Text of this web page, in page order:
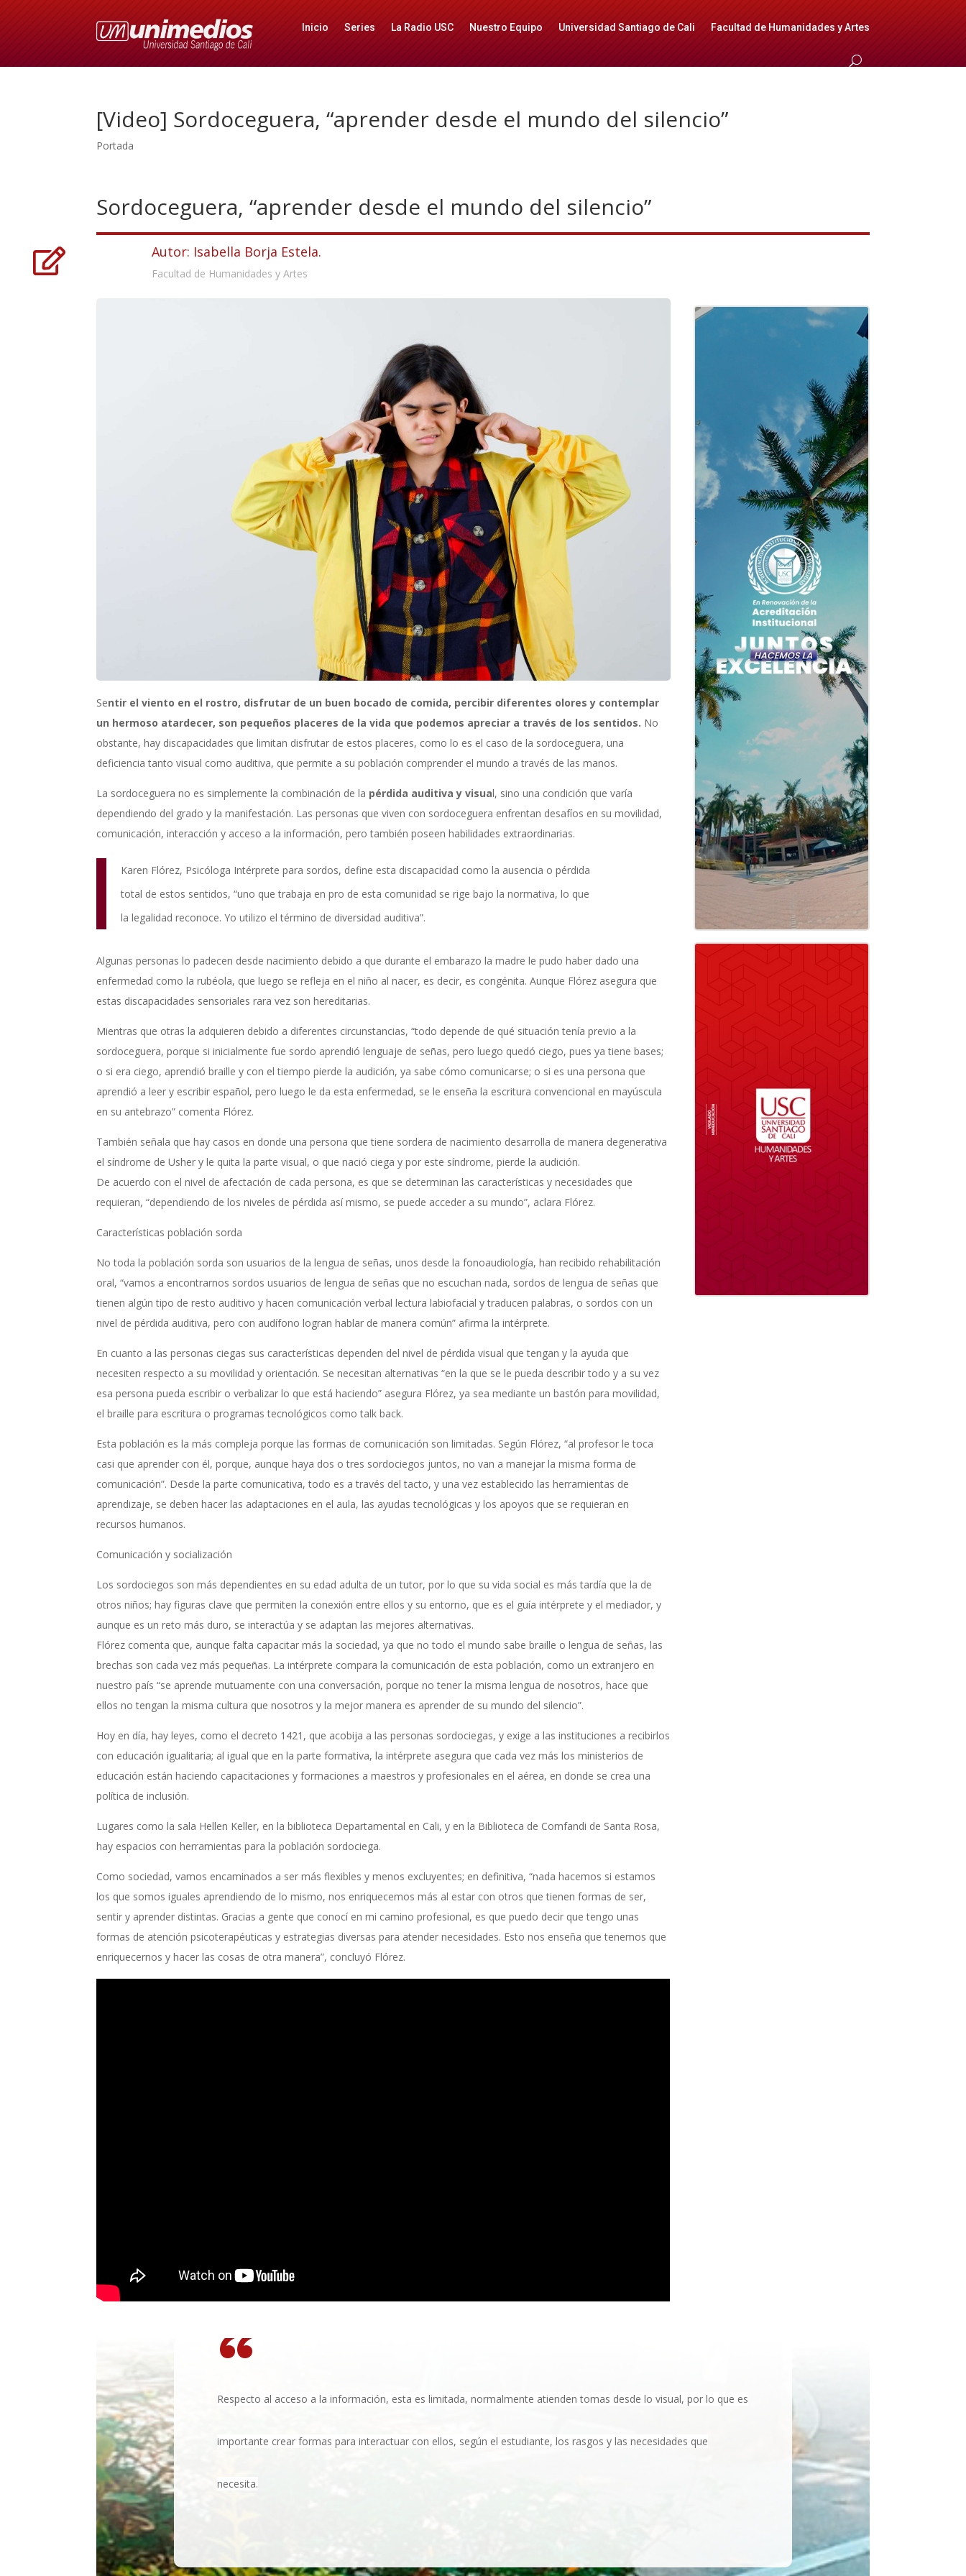
Inicio Series La Radio USC Nuestro Equipo Universidad Santiago de Cali Facultad de Humanidades y Artes
[Video] Sordoceguera, “aprender desde el mundo del silencio”
Portada
Sordoceguera, “aprender desde el mundo del silencio”
 Autor: Isabella Borja Estela.
Facultad de Humanidades y Artes
Sentir el viento en el rostro, disfrutar de un buen bocado de comida, percibir diferentes olores y contemplar
un hermoso atardecer, son pequeños placeres de la vida que podemos apreciar a través de los sentidos. No
obstante, hay discapacidades que limitan disfrutar de estos placeres, como lo es el caso de la sordoceguera, una
deficiencia tanto visual como auditiva, que permite a su población comprender el mundo a través de las manos.
La sordoceguera no es simplemente la combinación de la pérdida auditiva y visual, sino una condición que varía
dependiendo del grado y la manifestación. Las personas que viven con sordoceguera enfrentan desafíos en su movilidad,
comunicación, interacción y acceso a la información, pero también poseen habilidades extraordinarias.
Karen Flórez, Psicóloga Intérprete para sordos, define esta discapacidad como la ausencia o pérdida
total de estos sentidos, “uno que trabaja en pro de esta comunidad se rige bajo la normativa, lo que
la legalidad reconoce. Yo utilizo el término de diversidad auditiva”.
Algunas personas lo padecen desde nacimiento debido a que durante el embarazo la madre le pudo haber dado una
enfermedad como la rubéola, que luego se refleja en el niño al nacer, es decir, es congénita. Aunque Flórez asegura que
estas discapacidades sensoriales rara vez son hereditarias.
Mientras que otras la adquieren debido a diferentes circunstancias, “todo depende de qué situación tenía previo a la
sordoceguera, porque si inicialmente fue sordo aprendió lenguaje de señas, pero luego quedó ciego, pues ya tiene bases;
o si era ciego, aprendió braille y con el tiempo pierde la audición, ya sabe cómo comunicarse; o si es una persona que
aprendió a leer y escribir español, pero luego le da esta enfermedad, se le enseña la escritura convencional en mayúscula
en su antebrazo” comenta Flórez.
También señala que hay casos en donde una persona que tiene sordera de nacimiento desarrolla de manera degenerativa
el síndrome de Usher y le quita la parte visual, o que nació ciega y por este síndrome, pierde la audición.
De acuerdo con el nivel de afectación de cada persona, es que se determinan las características y necesidades que
requieran, “dependiendo de los niveles de pérdida así mismo, se puede acceder a su mundo”, aclara Flórez.
Características población sorda
No toda la población sorda son usuarios de la lengua de señas, unos desde la fonoaudiología, han recibido rehabilitación
oral, “vamos a encontrarnos sordos usuarios de lengua de señas que no escuchan nada, sordos de lengua de señas que
tienen algún tipo de resto auditivo y hacen comunicación verbal lectura labiofacial y traducen palabras, o sordos con un
nivel de pérdida auditiva, pero con audífono logran hablar de manera común” afirma la intérprete.
En cuanto a las personas ciegas sus características dependen del nivel de pérdida visual que tengan y la ayuda que
necesiten respecto a su movilidad y orientación. Se necesitan alternativas “en la que se le pueda describir todo y a su vez
esa persona pueda escribir o verbalizar lo que está haciendo” asegura Flórez, ya sea mediante un bastón para movilidad,
el braille para escritura o programas tecnológicos como talk back.
Esta población es la más compleja porque las formas de comunicación son limitadas. Según Flórez, “al profesor le toca
casi que aprender con él, porque, aunque haya dos o tres sordociegos juntos, no van a manejar la misma forma de
comunicación”. Desde la parte comunicativa, todo es a través del tacto, y una vez establecido las herramientas de
aprendizaje, se deben hacer las adaptaciones en el aula, las ayudas tecnológicas y los apoyos que se requieran en
recursos humanos.
Comunicación y socialización
Los sordociegos son más dependientes en su edad adulta de un tutor, por lo que su vida social es más tardía que la de
otros niños; hay figuras clave que permiten la conexión entre ellos y su entorno, que es el guía intérprete y el mediador, y
aunque es un reto más duro, se interactúa y se adaptan las mejores alternativas.
Flórez comenta que, aunque falta capacitar más la sociedad, ya que no todo el mundo sabe braille o lengua de señas, las
brechas son cada vez más pequeñas. La intérprete compara la comunicación de esta población, como un extranjero en
nuestro país “se aprende mutuamente con una conversación, porque no tener la misma lengua de nosotros, hace que
ellos no tengan la misma cultura que nosotros y la mejor manera es aprender de su mundo del silencio”.
Hoy en día, hay leyes, como el decreto 1421, que acobija a las personas sordociegas, y exige a las instituciones a recibirlos
con educación igualitaria; al igual que en la parte formativa, la intérprete asegura que cada vez más los ministerios de
educación están haciendo capacitaciones y formaciones a maestros y profesionales en el aérea, en donde se crea una
política de inclusión.
Lugares como la sala Hellen Keller, en la biblioteca Departamental en Cali, y en la Biblioteca de Comfandi de Santa Rosa,
hay espacios con herramientas para la población sordociega.
Como sociedad, vamos encaminados a ser más flexibles y menos excluyentes; en definitiva, “nada hacemos si estamos
los que somos iguales aprendiendo de lo mismo, nos enriquecemos más al estar con otros que tienen formas de ser,
sentir y aprender distintas. Gracias a gente que conocí en mi camino profesional, es que puedo decir que tengo unas
formas de atención psicoterapéuticas y estrategias diversas para atender necesidades. Esto nos enseña que tenemos que
enriquecernos y hacer las cosas de otra manera”, concluyó Flórez.
“
Respecto al acceso a la información, esta es limitada, normalmente atienden tomas desde lo visual, por lo que es
importante crear formas para interactuar con ellos, según el estudiante, los rasgos y las necesidades que
necesita.